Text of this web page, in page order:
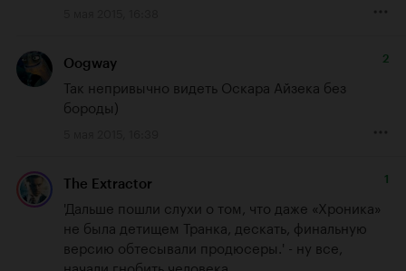
Oogway 2
Так непривычно видеть Оскара Айзека без
бороды)
The Extractor 1
'Дальше пошли слухи о том, что даже «Хроника»
не была детищем Транка, дескать, финальную
версию обтесывали продюсеры.' - ну все,
начали гнобить человека...